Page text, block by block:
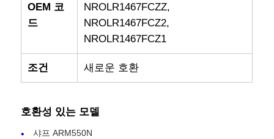
OEM 코
드
NROLR1467FCZZ,
NROLR1467FCZ2,
NROLR1467FCZ1
조건 새로운 호환
호환성 있는 모델
샤프 ARM550N